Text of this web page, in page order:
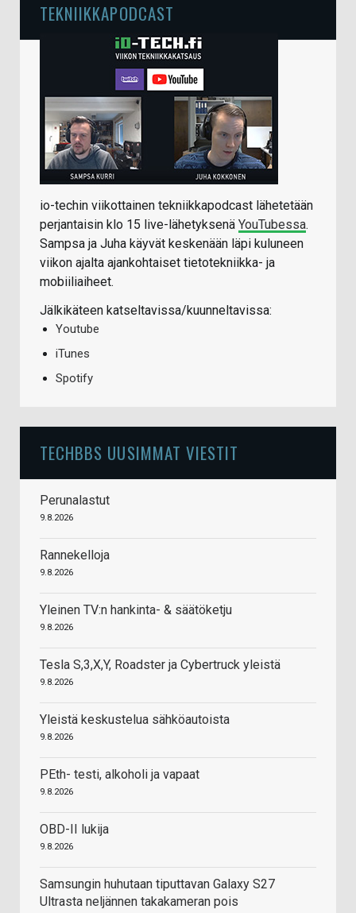
TEKNIIKKAPODCAST
io-techin viikottainen tekniikkapodcast lähetetään
perjantaisin klo 15 live-lähetyksenä YouTubessa.
Sampsa ja Juha käyvät keskenään läpi kuluneen
viikon ajalta ajankohtaiset tietotekniikka- ja
mobiiliaiheet.
Jälkikäteen katseltavissa/kuunneltavissa:
Youtube
iTunes
Spotify
TECHBBS UUSIMMAT VIESTIT
Perunalastut
9.8.2026
Rannekelloja
9.8.2026
Yleinen TV:n hankinta- & säätöketju
9.8.2026
Tesla S,3,X,Y, Roadster ja Cybertruck yleistä
9.8.2026
Yleistä keskustelua sähköautoista
9.8.2026
PEth- testi, alkoholi ja vapaat
9.8.2026
OBD-II lukija
9.8.2026
Samsungin huhutaan tiputtavan Galaxy S27
Ultrasta neljännen takakameran pois